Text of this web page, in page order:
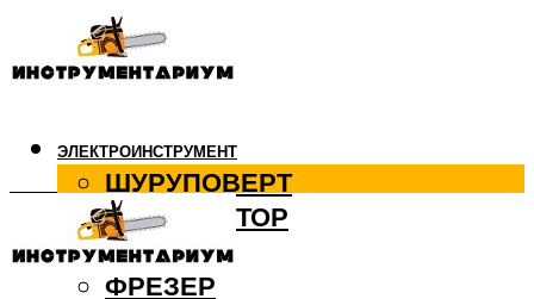
ЭЛЕКТРОИНСТРУМЕНТ
ШУРУПОВЕРТ
ПЕРФОРАТОР
ДРЕЛЬ
ФРЕЗЕР